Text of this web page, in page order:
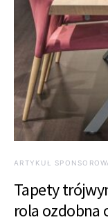
ARTYKUŁ
Tapety
rola ozdobna